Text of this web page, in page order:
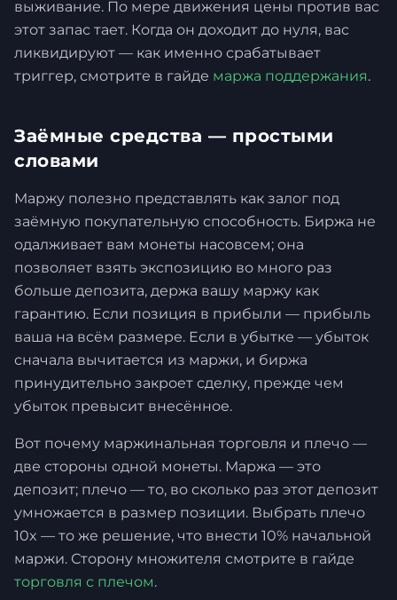
выживание. По мере движения цены против вас
этот запас тает. Когда он доходит до нуля, вас
ликвидируют — как именно срабатывает
триггер, смотрите в гайде маржа поддержания.
Заёмные средства — простыми
словами
Маржу полезно представлять как залог под
заёмную покупательную способность. Биржа не
одалживает вам монеты насовсем; она
позволяет взять экспозицию во много раз
больше депозита, держа вашу маржу как
гарантию. Если позиция в прибыли — прибыль
ваша на всём размере. Если в убытке — убыток
сначала вычитается из маржи, и биржа
принудительно закроет сделку, прежде чем
убыток превысит внесённое.
Вот почему маржинальная торговля и плечо —
две стороны одной монеты. Маржа — это
депозит; плечо — то, во сколько раз этот депозит
умножается в размер позиции. Выбрать плечо
10x — то же решение, что внести 10% начальной
маржи. Сторону множителя смотрите в гайде
торговля с плечом.